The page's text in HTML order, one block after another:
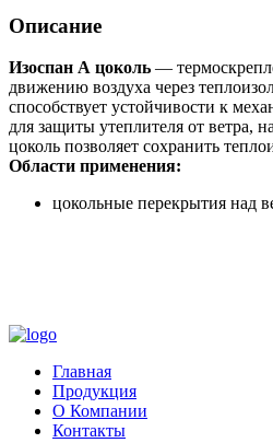
Описание
Изоспан А цоколь —
движению воздуха через
способствует устойчивости к
для защиты утеплителя от ветра,
цоколь позволяет сохранить
Области применения:
цокольные перекрытия над
Главная
Продукция
О Компании
Контакты